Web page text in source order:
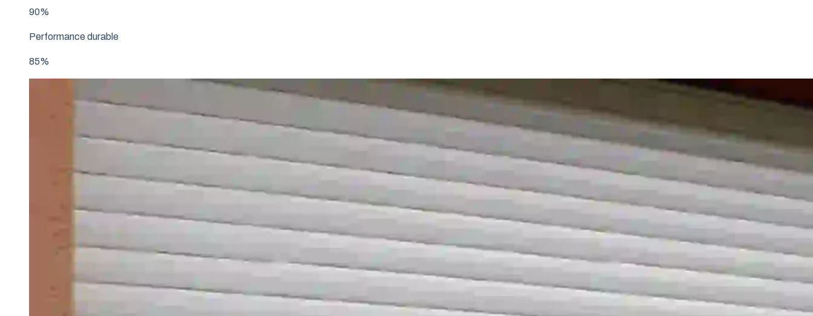
90%
Performance durable
85%